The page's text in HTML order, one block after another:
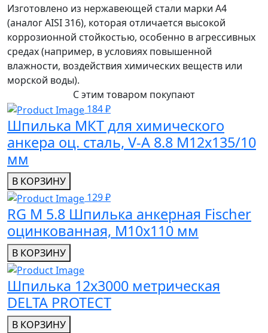
Изготовлено из нержавеющей стали марки А4
(аналог AISI 316), которая отличается высокой
коррозионной стойкостью, особенно в агрессивных
средах (например, в условиях повышенной
влажности, воздействия химических веществ или
морской воды).
С этим товаром покупают
184 ₽
Шпилька МКТ для химического
анкера оц. сталь, V-A 8.8 M12x135/10
мм
В КОРЗИНУ
129 ₽
RG M 5.8 Шпилька анкерная Fischer
оцинкованная, M10x110 мм
В КОРЗИНУ
Шпилька 12x3000 метрическая
DELTA PROTECT
В КОРЗИНУ